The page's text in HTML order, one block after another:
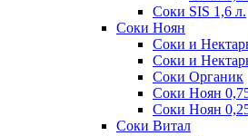
Соки SIS 1,6 л.
Соки Ноян
Соки и
Соки и
Соки Органик
Соки Ноян
Соки Ноян
Соки Витал